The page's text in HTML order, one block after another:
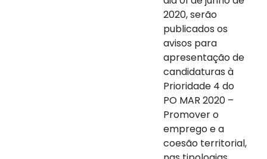
2020, serão
publicados os
avisos para
apresentação de
candidaturas à
Prioridade 4 do
PO MAR 2020 –
Promover o
emprego e a
coesão territorial,